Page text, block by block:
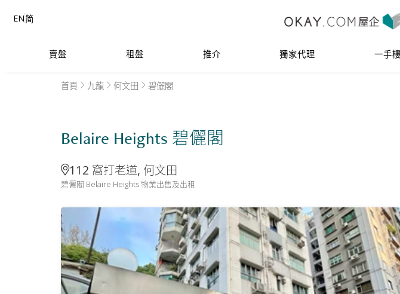
賣盤 租盤 推介 獨家代理 一手
EN简
首頁 九龍 何文田 碧儷閣
Belaire Heights 碧儷閣
112 窩打老道, 何文田
碧儷閣 Belaire Heights 物業出售及出租